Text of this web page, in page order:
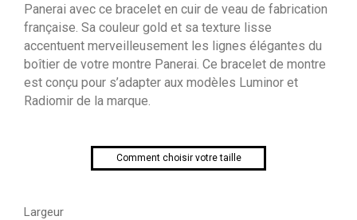
Panerai avec ce bracelet en cuir de veau de fabrication
française. Sa couleur gold et sa texture lisse
accentuent merveilleusement les lignes élégantes du
boîtier de votre montre Panerai. Ce bracelet de montre
est conçu pour s’adapter aux modèles Luminor et
Radiomir de la marque.
Comment choisir votre taille
Largeur